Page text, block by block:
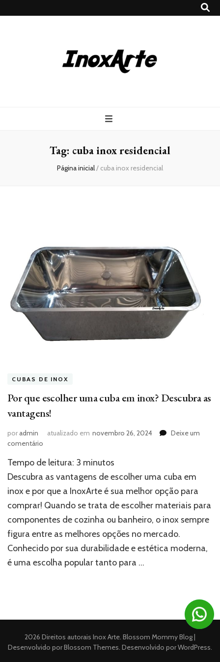
Tag: cuba inox residencial
Página inicial/ cuba inox residencial
CUBAS DE INOX
Por que escolher uma cuba em inox? Descubra as
vantagens!
poradmin atualizado em novembro 26, 2024
Deixe um
comentário
que
escolher
cuba
em
inox?
Descubra
as
vantagens!
Tempo de leitura: 3 minutos
Descubra as vantagens de escolher uma cuba em
inox e por que a InoxArte é sua melhor opção para
comprar! Quando se trata de escolher materiais para
componentes de cozinha ou banheiro, o inox sempre
figura entre as melhores opções no mercado.
Conhecido por sua durabilidade e estética moderna,
é uma escolha popular tanto para …
2026 Direitos autorais Inox Arte. Blossom Mommy Blog |
Desenvolvido porBlossom Themes. Desenvolvido porWordPress.